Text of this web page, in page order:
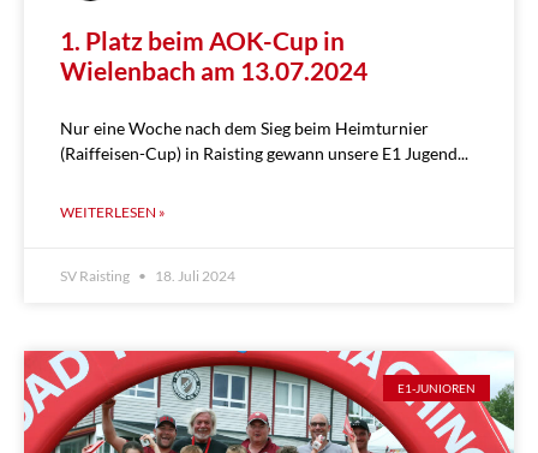
1. Platz beim AOK-Cup in
Wielenbach am 13.07.2024
Nur eine Woche nach dem Sieg beim Heimturnier
(Raiffeisen-Cup) in Raisting gewann unsere E1 Jugend
WEITERLESEN »
SV Raisting 18. Juli 2024
E1-JUNIOREN